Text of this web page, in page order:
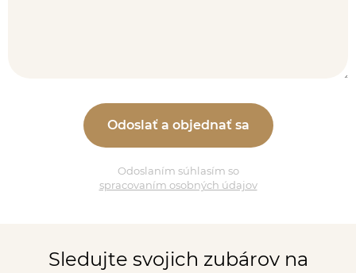
Odoslaním súhlasím so
spracovaním osobných údajov
Sledujte svojich zubárov na